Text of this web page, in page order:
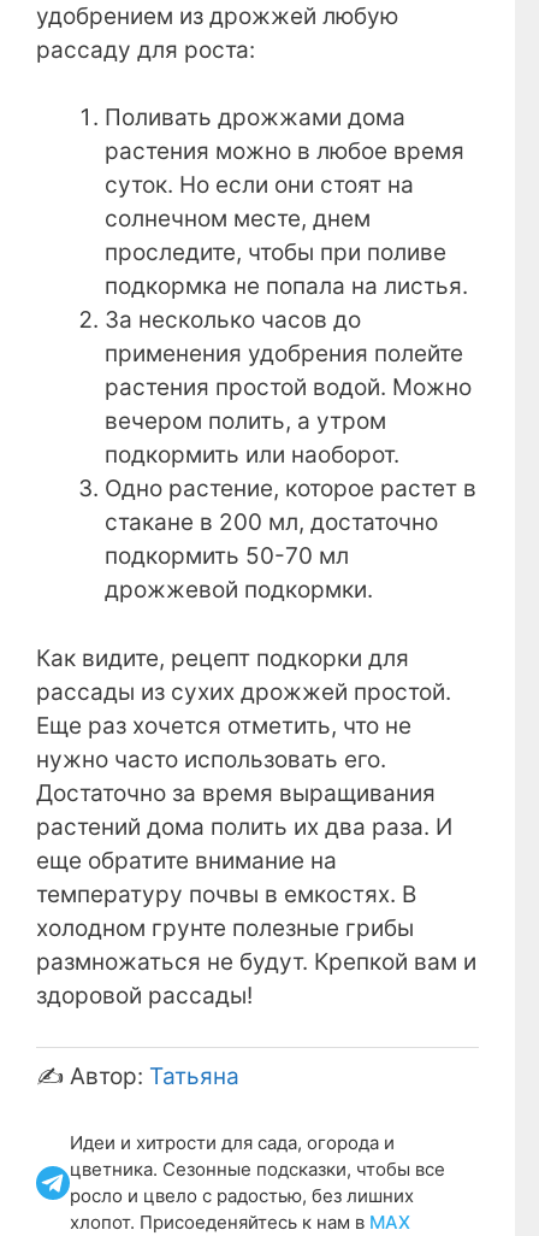
удобрением из дрожжей любую
рассаду для роста:
Поливать дрожжами дома
растения можно в любое время
суток. Но если они стоят на
солнечном месте, днем
проследите, чтобы при поливе
подкормка не попала на листья.
За несколько часов до
применения удобрения полейте
растения простой водой. Можно
вечером полить, а утром
подкормить или наоборот.
Одно растение, которое растет в
стакане в 200 мл, достаточно
подкормить 50-70 мл
дрожжевой подкормки.
Как видите, рецепт подкорки для
рассады из сухих дрожжей простой.
Еще раз хочется отметить, что не
нужно часто использовать его.
Достаточно за время выращивания
растений дома полить их два раза. И
еще обратите внимание на
температуру почвы в емкостях. В
холодном грунте полезные грибы
размножаться не будут. Крепкой вам и
здоровой рассады!
✍️ Автор: Татьяна
Идеи и хитрости для сада, огорода и
цветника. Сезонные подсказки, чтобы все
росло и цвело с радостью, без лишних
хлопот. Присоеденяйтесь к нам в МАХ